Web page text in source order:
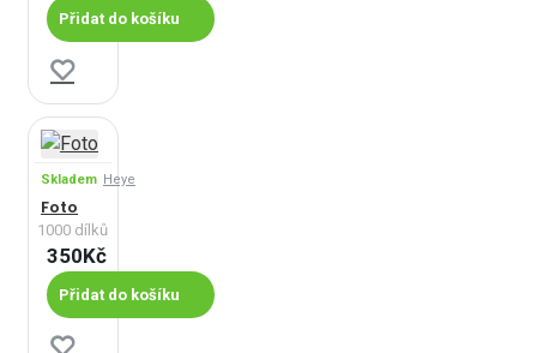
Přidat do košíku
Skladem Heye
Foto
1000 dílků
350Kč
Přidat do košíku